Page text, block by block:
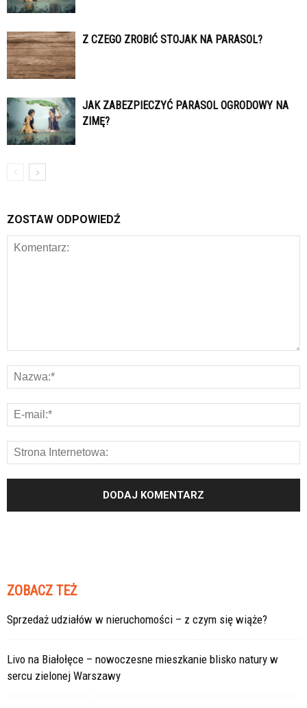
Z CZEGO ZROBIĆ STOJAK NA PARASOL?
JAK ZABEZPIECZYĆ PARASOL OGRODOWY NA
ZIMĘ?
ZOSTAW ODPOWIEDŹ
ZOBACZ TEŻ
Sprzedaż udziałów w nieruchomości – z czym się wiąże?
Livo na Białołęce – nowoczesne mieszkanie blisko natury w
sercu zielonej Warszawy